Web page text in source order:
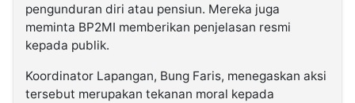
pengunduran diri atau pensiun. Mereka juga
meminta BP2MI memberikan penjelasan resmi
kepada publik.
Koordinator Lapangan, Bung Faris, menegaskan aksi
tersebut merupakan tekanan moral kepada